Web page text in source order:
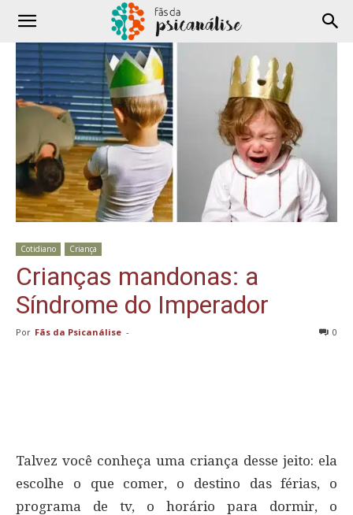
Cotidiano Criança
Crianças mandonas: a
Síndrome do Imperador
Por Fãs da Psicanálise - 0
Talvez você conheça uma criança desse jeito: ela
escolhe o que comer, o destino das férias, o
programa de tv, o horário para dormir, o